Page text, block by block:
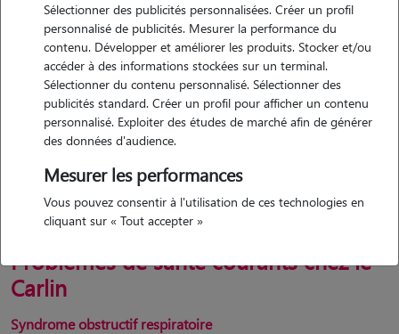
Problèmes de santé courants chez le
Carlin
Syndrome obstructif respiratoire
Sélectionner des publicités personnalisées. Créer un profil
personnalisé de publicités. Mesurer la performance du
contenu. Développer et améliorer les produits. Stocker et/ou
accéder à des informations stockées sur un terminal.
Sélectionner du contenu personnalisé. Sélectionner des
publicités standard. Créer un profil pour afficher un contenu
personnalisé. Exploiter des études de marché afin de générer
des données d'audience.
Mesurer les performances
Vous pouvez consentir à l'utilisation de ces technologies en
cliquant sur « Tout accepter »